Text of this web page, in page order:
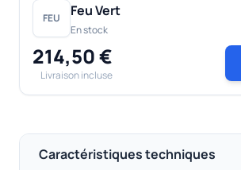
FEU Feu Vert
En stock
214,50 €
Livraison incluse
Caractéristiques techniques